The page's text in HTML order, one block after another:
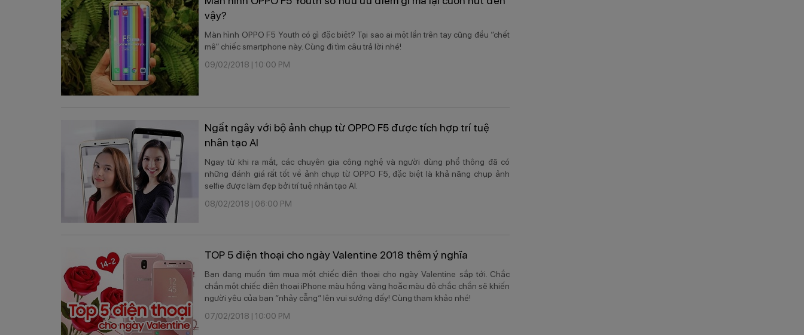
vậy?
​Màn hình OPPO F5 Youth có gì đặc biệt? Tại sao ai một lần trên tay cũng đều “chết
mê” chiếc smartphone này. Cùng đi tìm câu trả lời nhé!​
09/02/2018 | 10:00 PM
Ngất ngây với bộ ảnh chụp từ OPPO F5 được tích hợp trí tuệ
nhân tạo AI
​Ngay từ khi ra mắt, các chuyên gia công nghệ và người dùng phổ thông đã có
những đánh giá rất tốt về ảnh chụp từ OPPO F5, đặc biệt là khả năng chụp ảnh
selfie được làm đẹp bởi trí tuệ nhân tạo AI.​
08/02/2018 | 06:00 PM
TOP 5 điện thoại cho ngày Valentine 2018 thêm ý nghĩa
Bạn đang muốn tìm mua một chiếc điện thoại cho ngày Valentine sắp tới. Chắc
chắn một chiếc điện thoại iPhone màu hồng vàng hoặc màu đỏ chắc chắn sẽ khiến
người yêu của bạn “nhảy cẫng” lên vui sướng đấy! Cùng tham khảo nhé!​
07/02/2018 | 10:00 PM